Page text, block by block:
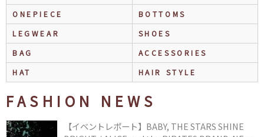
ONEPIECE
BOTTOMS
LEGWEAR
SHOES
BAG
ACCESSORIES
HAT
HAIR STYLE
FASHION NEWS
【イベントレポート】BABY, THE STARS SHINE